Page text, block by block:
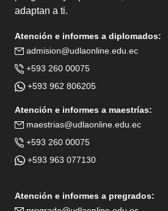
adaptan a ti.
Atención e informes a diplomados:
admision@udlaonline.edu.ec
+593 260 00075
+593 962 806205
Atención e informes a maestrías:
maestrias@udlaonline.edu.ec
+593 260 00075
+593 963 077130
Atención e informes a pregrados: